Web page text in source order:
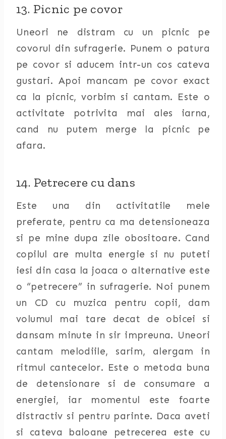
13. Picnic pe covor
Uneori ne distram cu un picnic pe
covorul din sufragerie. Punem o patura
pe covor si aducem intr-un cos cateva
gustari. Apoi mancam pe covor exact
ca la picnic, vorbim si cantam. Este o
activitate potrivita mai ales iarna,
cand nu putem merge la picnic pe
afara.
14. Petrecere cu dans
Este una din activitatile mele
preferate, pentru ca ma detensioneaza
si pe mine dupa zile obositoare. Cand
copilul are multa energie si nu puteti
iesi din casa la joaca o alternative este
o “petrecere” in sufragerie. Noi punem
un CD cu muzica pentru copii, dam
volumul mai tare decat de obicei si
dansam minute in sir impreuna. Uneori
cantam melodiile, sarim, alergam in
ritmul cantecelor. Este o metoda buna
de detensionare si de consumare a
energiei, iar momentul este foarte
distractiv si pentru parinte. Daca aveti
si cateva baloane petrecerea este cu